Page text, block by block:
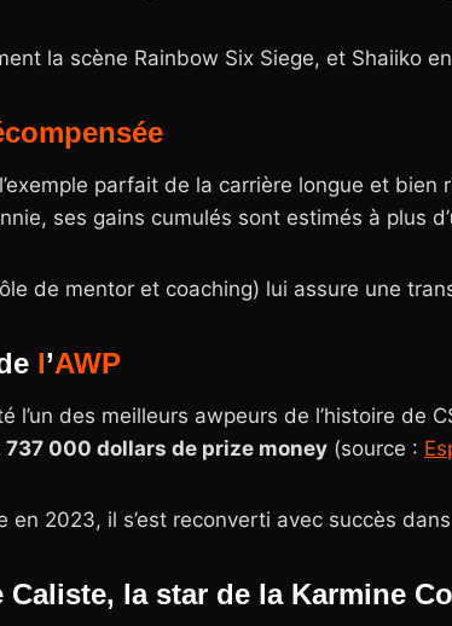
la scène Rainbow Six Siege, et Shaiiko
parfait de la carrière longue et bien
ses gains cumulés sont estimés à plus d’
de mentor et coaching) lui assure une
l’AWP
l’un des meilleurs awpeurs de l’histoire de
000 dollars de prize money (source :
en 2023, il s’est reconverti avec succès
Caliste, la star de la Karmine